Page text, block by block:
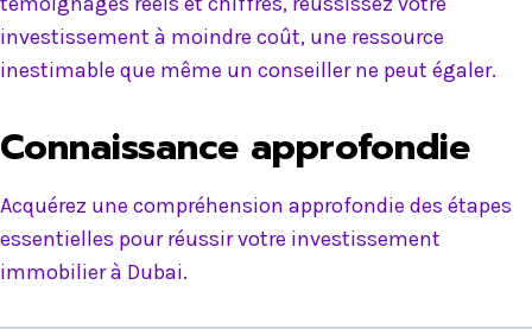
investissement à moindre coût, une ressource
inestimable que même un conseiller ne peut égaler.
Connaissance approfondie
Acquérez une compréhension approfondie des étapes
essentielles pour réussir votre investissement
immobilier à Dubai.